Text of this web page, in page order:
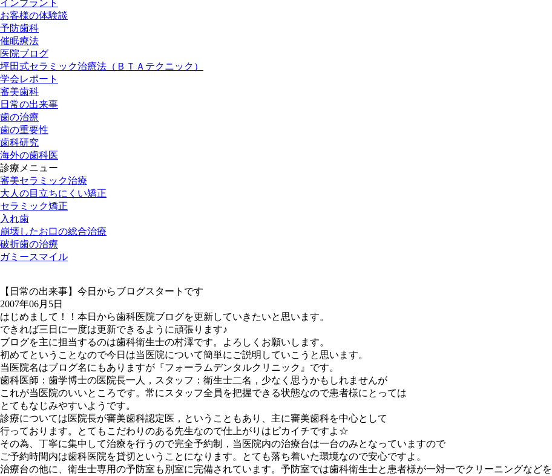
インプラント
お客様の体験談
予防歯科
催眠療法
医院ブログ
坪田式セラミック治療法（ＢＴＡテクニック）
学会レポート
審美歯科
日常の出来事
歯の治療
歯の重要性
歯科研究
海外の歯科医
診療メニュー
審美セラミック治療
大人の目立ちにくい矯正
セラミック矯正
入れ歯
崩壊したお口の総合治療
破折歯の治療
ガミースマイル
【日常の出来事】今日からブログスタートです
2007年06月5日
はじめまして！！本日から歯科医院ブログを更新していきたいと思います。
できれば三日に一度は更新できるように頑張ります♪
ブログを主に担当するのは歯科衛生士の村澤です。よろしくお願いします。
初めてということなので今日は当医院について簡単にご説明していこうと思います。
当医院名はブログ名にもありますが『フォーラムデンタルクリニック』です。
歯科医師：歯学博士の医院長一人，スタッフ：衛生士二名，少なく思うかもしれませんが
これが当医院のいいところです。常にスタッフ全員を把握できる状態なので患者様にとっては
とてもなじみやすいようです。
診療については医院長が審美歯科認定医，ということもあり、主に審美歯科を中心として
行っております。とてもこだわりのある先生なので仕上がりはピカイチですよ☆
その為、丁寧に集中して治療を行うので完全予約制，当医院内の治療台は一台のみとなっていますので
ご予約時間内は歯科医院を貸切ということになります。とても落ち着いた環境なので安心ですよ。
治療台の他に、衛生士専用の予防室も別室に完備されています。予防室では歯科衛生士と患者様が一対一でクリーニングなど